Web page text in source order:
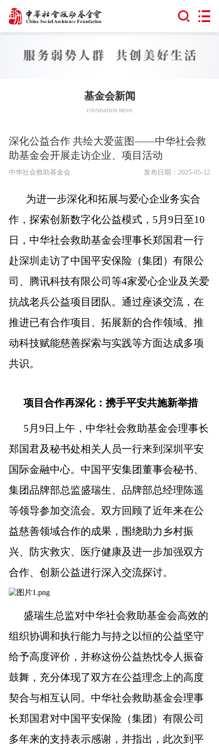
基金会新闻
FOUNDATION NEWS
深化公益合作 共绘大爱蓝图——中华社会救
助基金会开展走访企业、项目活动
中华社会救助基金会 发布日期：2025-05-12
为进一步深化和拓展与爱心企业务实合
作，探索创新数字化公益模式，5月9日至10
日，中华社会救助基金会理事长郑国君一行
赴深圳走访了中国平安保险（集团）有限公
司、腾讯科技有限公司等4家爱心企业及关爱
抗战老兵公益项目团队。通过座谈交流，在
推进已有合作项目、拓展新的合作领域、推
动科技赋能慈善探索与实践等方面达成多项
共识。
项目合作再深化：携手平安共施新举措
5月9日上午，中华社会救助基金会理事长
郑国君及秘书处相关人员一行来到深圳平安
国际金融中心。中国平安集团董事会秘书、
集团品牌部总监盛瑞生、品牌部总经理陈遥
等领导参加交流会。双方回顾了近年来在公
益慈善领域合作的成果，围绕助力乡村振
兴、防灾救灾、医疗健康及进一步加强双方
合作、创新公益进行深入交流探讨。
盛瑞生总监对中华社会救助基金会高效的
组织协调和执行能力与持之以恒的公益坚守
给予高度评价，并称这份公益热忱令人振奋
鼓舞，充分体现了双方在公益理念上的高度
契合与相互认同。中华社会救助基金会理事
长郑国君对中国平安保险（集团）有限公司
多年来的支持表示感谢，并指出，此次到平